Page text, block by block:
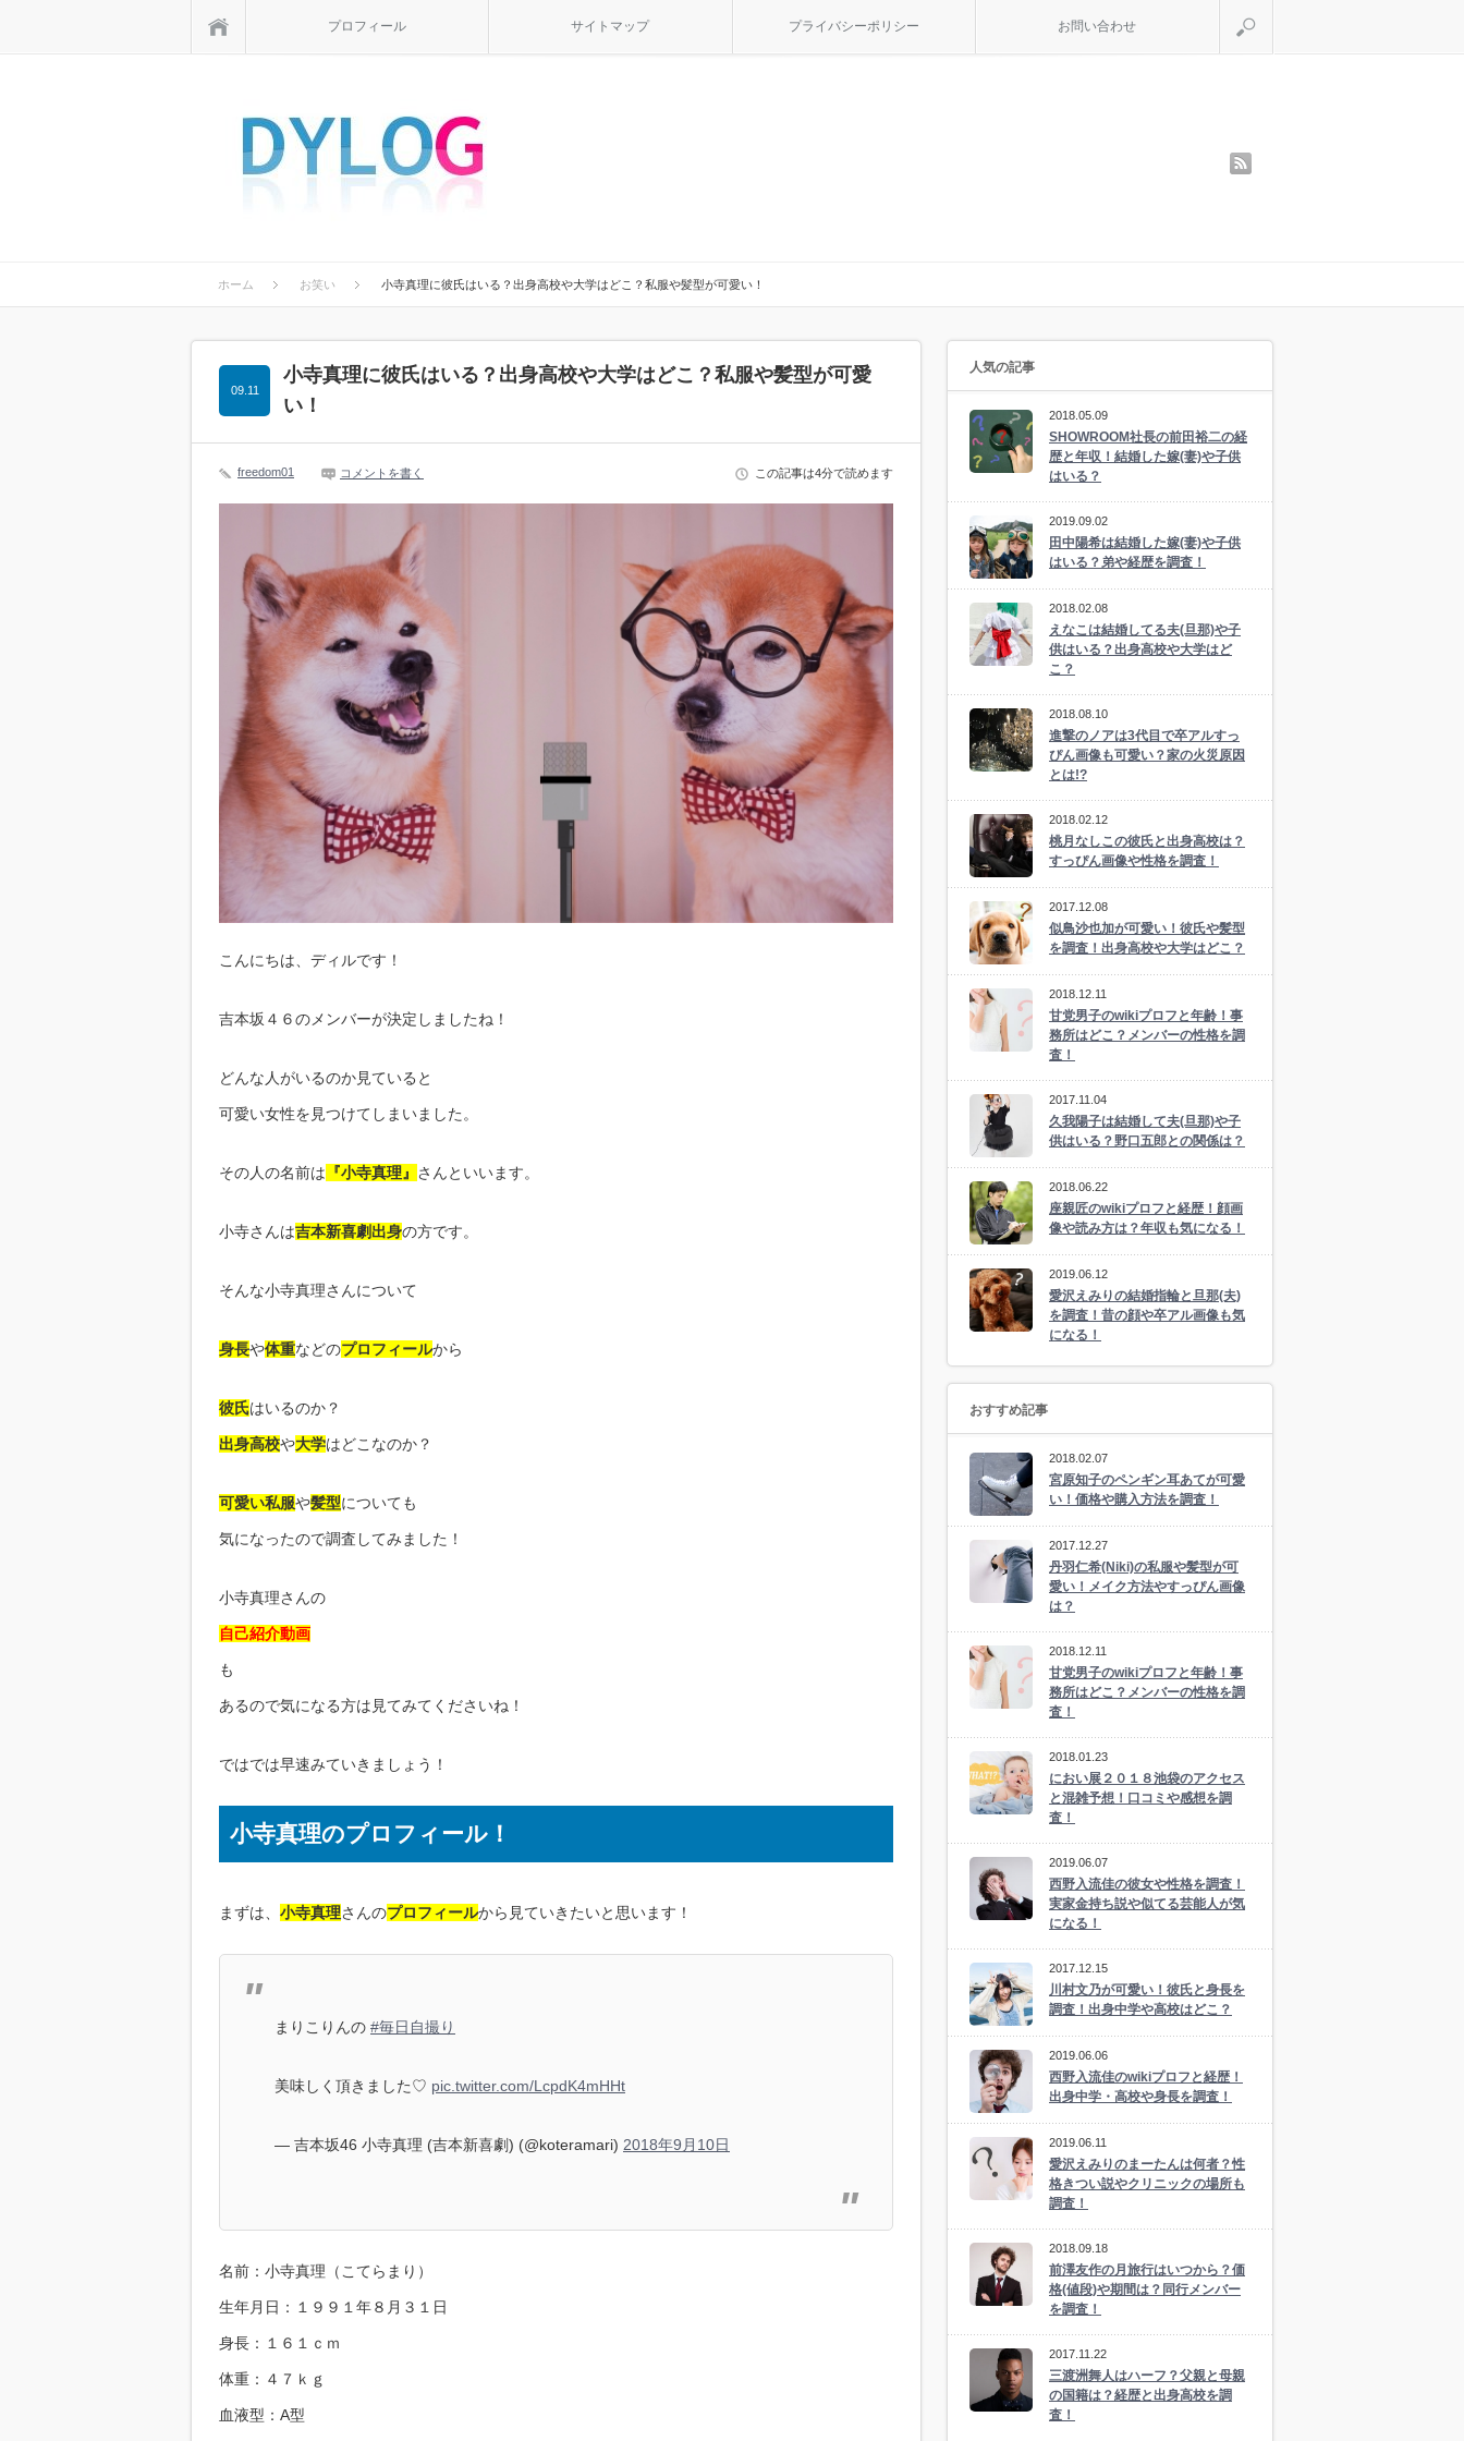
プロフィール サイトマップ プライバシーポリシー お問い合わせ
ホーム お笑い 小寺真理に彼氏はいる？出身高校や大学はどこ？私服や髪型が可愛い！
小寺真理に彼氏はいる？出身高校や大学はどこ？私服や髪型が可愛
い！
09.11
freedom01 コメントを書く この記事は4分で読めます
こんにちは、ディルです！
吉本坂４６のメンバーが決定しましたね！
どんな人がいるのか見ていると
可愛い女性を見つけてしまいました。
その人の名前は 『小寺真理』 さんといいます。
小寺さんは吉本新喜劇出身の方です。
そんな小寺真理さんについて
身長や体重などのプロフィールから
彼氏はいるのか？
出身高校や大学はどこなのか？
可愛い私服や髪型についても
気になったので調査してみました！
小寺真理さんの
自己紹介動画
も
あるので気になる方は見てみてくださいね！
ではでは早速みていきましょう！
小寺真理のプロフィール！
まずは、 小寺真理さんのプロフィールから見ていきたいと思います！
まりこりんの #毎日自撮り
美味しく頂きました♡ pic.twitter.com/LcpdK4mHHt
— 吉本坂46 小寺真理 (吉本新喜劇) (@koteramari) 2018年9月10日
名前：小寺真理（こてらまり）
生年月日：１９９１年８月３１日
身長：１６１ｃｍ
体重：４７ｋｇ
血液型：A型
人気の記事
2018.05.09
SHOWROOM社長の前田裕二の経
歴と年収！結婚した嫁(妻)や子供
はいる？
2019.09.02
田中陽希は結婚した嫁(妻)や子供
はいる？弟や経歴を調査！
2018.02.08
えなこは結婚してる夫(旦那)や子
供はいる？出身高校や大学はど
こ？
2018.08.10
進撃のノアは3代目で卒アルすっ
ぴん画像も可愛い？家の火災原因
とは!?
2018.02.12
桃月なしこの彼氏と出身高校は？
すっぴん画像や性格を調査！
2017.12.08
似鳥沙也加が可愛い！彼氏や髪型
を調査！出身高校や大学はどこ？
2018.12.11
甘党男子のwikiプロフと年齢！事
務所はどこ？メンバーの性格を調
査！
2017.11.04
久我陽子は結婚して夫(旦那)や子
供はいる？野口五郎との関係は？
2018.06.22
座親匠のwikiプロフと経歴！顔画
像や読み方は？年収も気になる！
2019.06.12
愛沢えみりの結婚指輪と旦那(夫)
を調査！昔の顔や卒アル画像も気
になる！
おすすめ記事
2018.02.07
宮原知子のペンギン耳あてが可愛
い！価格や購入方法を調査！
2017.12.27
丹羽仁希(Niki)の私服や髪型が可
愛い！メイク方法やすっぴん画像
は？
2018.12.11
甘党男子のwikiプロフと年齢！事
務所はどこ？メンバーの性格を調
査！
2018.01.23
におい展２０１８池袋のアクセス
と混雑予想！口コミや感想を調
査！
2019.06.07
西野入流佳の彼女や性格を調査！
実家金持ち説や似てる芸能人が気
になる！
2017.12.15
川村文乃が可愛い！彼氏と身長を
調査！出身中学や高校はどこ？
2019.06.06
西野入流佳のwikiプロフと経歴！
出身中学・高校や身長を調査！
2019.06.11
愛沢えみりのまーたんは何者？性
格きつい説やクリニックの場所も
調査！
2018.09.18
前澤友作の月旅行はいつから？価
格(値段)や期間は？同行メンバー
を調査！
2017.11.22
三渡洲舞人はハーフ？父親と母親
の国籍は？経歴と出身高校を調
査！